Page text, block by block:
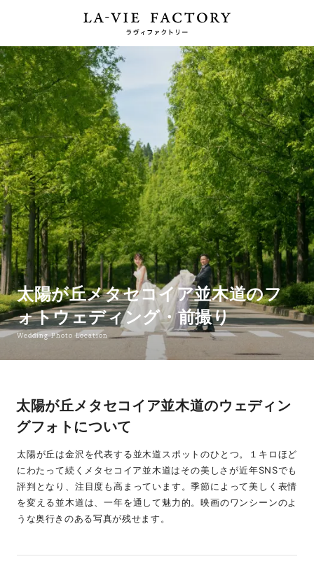
太陽が丘メタセコイア並木道のフ
ォトウェディング・前撮り
Wedding Photo Location
太陽が丘メタセコイア並木道のウェディン
グフォトについて
太陽が丘は金沢を代表する並木道スポットのひとつ。１キロほど
にわたって続くメタセコイア並木道はその美しさが近年SNSでも
評判となり、注目度も高まっています。季節によって美しく表情
を変える並木道は、一年を通して魅力的。映画のワンシーンのよ
うな奥行きのある写真が残せます。